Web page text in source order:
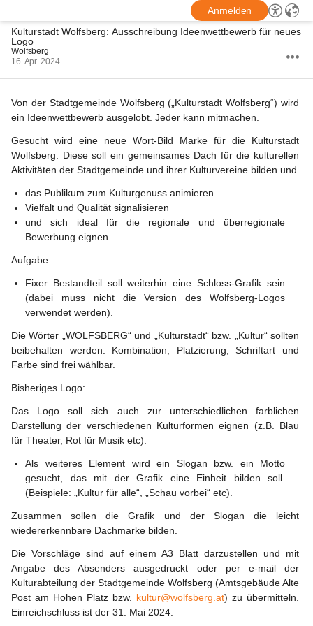
Anmelden
Kulturstadt Wolfsberg: Ausschreibung Ideenwettbewerb für neues
Logo
Wolfsberg
16. Apr. 2024
Von der Stadtgemeinde Wolfsberg („Kulturstadt Wolfsberg“) wird
ein Ideenwettbewerb ausgelobt. Jeder kann mitmachen.
Gesucht wird eine neue Wort-Bild Marke für die Kulturstadt
Wolfsberg. Diese soll ein gemeinsames Dach für die kulturellen
Aktivitäten der Stadtgemeinde und ihrer Kulturvereine bilden und
das Publikum zum Kulturgenuss animieren
Vielfalt und Qualität signalisieren
und sich ideal für die regionale und überregionale
Bewerbung eignen.
Aufgabe
Fixer Bestandteil soll weiterhin eine Schloss-Grafik sein
(dabei muss nicht die Version des Wolfsberg-Logos
verwendet werden).
Die Wörter „WOLFSBERG“ und „Kulturstadt“ bzw. „Kultur“ sollten
beibehalten werden. Kombination, Platzierung, Schriftart und
Farbe sind frei wählbar.
Bisheriges Logo:
Das Logo soll sich auch zur unterschiedlichen farblichen
Darstellung der verschiedenen Kulturformen eignen (z.B. Blau
für Theater, Rot für Musik etc).
Als weiteres Element wird ein Slogan bzw. ein Motto
gesucht, das mit der Grafik eine Einheit bilden soll.
(Beispiele: „Kultur für alle“, „Schau vorbei“ etc).
Zusammen sollen die Grafik und der Slogan die leicht
wiedererkennbare Dachmarke bilden.
Die Vorschläge sind auf einem A3 Blatt darzustellen und mit
Angabe des Absenders ausgedruckt oder per e-mail der
Kulturabteilung der Stadtgemeinde Wolfsberg (Amtsgebäude Alte
Post am Hohen Platz bzw. kultur@wolfsberg.at) zu übermitteln.
Einreichschluss ist der 31. Mai 2024.